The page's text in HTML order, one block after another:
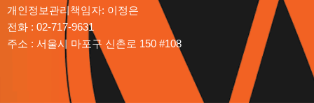
개인정보관리책임자: 이정은
전화 : 02-717-9631
주소 : 서울시 마포구 신촌로 150 #108